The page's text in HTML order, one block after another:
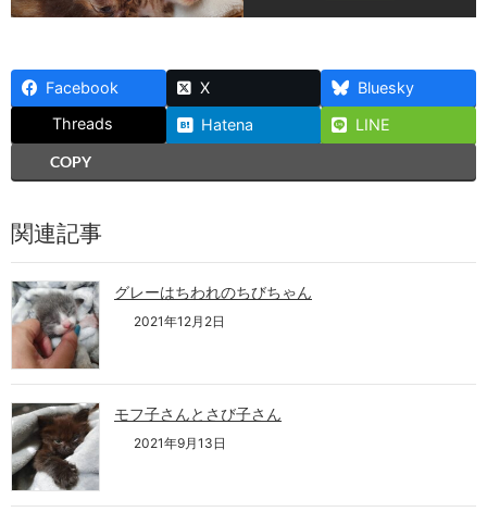
Facebook X
Bluesky
Threads
Hatena
LINE
COPY
関連記事
グレーはちわれのちびちゃん
2021年12月2日
モフ子さんとさび子さん
2021年9月13日